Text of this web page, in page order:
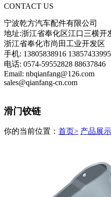
CONTACT US
宁波乾方汽车配件有限公司
地址:浙江省奉化区江口三横开
浙江省奉化市尚田工业开发区
手机: 13805838916 13857433995
电话: 0574-59552828 88637846
Email: nbqianfang@126.com
sales@qianfang-cn.com
滑门铰链
你的当前位置： 首页> 产品展